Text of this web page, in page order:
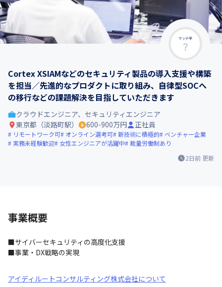
マッチ率
Cortex XSIAMなどのセキュリティ製品の導入支援や構築
を担当／先進的なプロダクトに取り組み、自律型SOCへ
の移行などの課題解決を目指していただきます
2日前 更新
クラウドエンジニア、セキュリティエンジニア
東京都（淡路町駅）
600-900万円 正社員
リモートワーク可 オンライン選考可 新技術に積極的
ベンチャー企業
実務未経験歓迎
女性エンジニアが活躍中 裁量労働制あり
事業概要
■サイバーセキュリティの高度化支援
■事業・DX戦略の実現
アイディルートコンサルティング株式会社について